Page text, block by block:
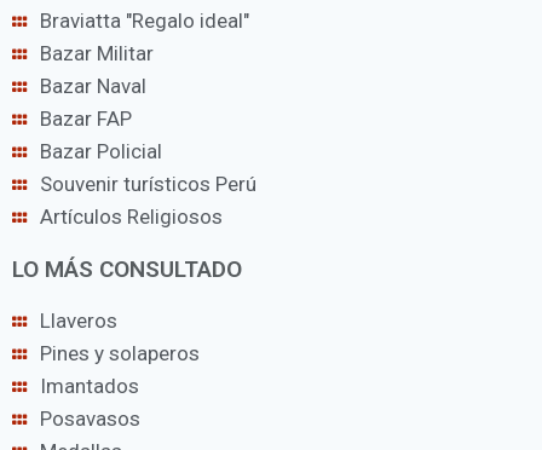
Braviatta "Regalo ideal"
Bazar Militar
Bazar Naval
Bazar FAP
Bazar Policial
Souvenir turísticos Perú
Artículos Religiosos
LO MÁS CONSULTADO
Llaveros
Pines y solaperos
Imantados
Posavasos